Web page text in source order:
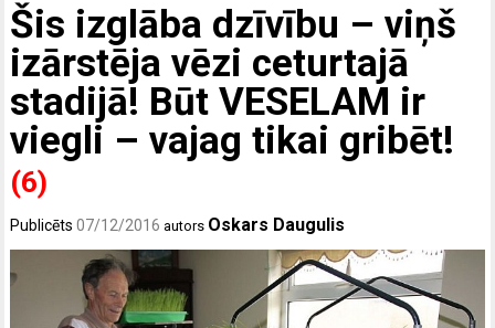
Šis izglāba dzīvību – viņš
izārstēja vēzi ceturtajā
stadijā! Būt VESELAM ir
viegli – vajag tikai gribēt!
(6)
Publicēts07/12/2016 autors Oskars Daugulis